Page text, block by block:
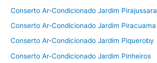
Conserto Ar-Condicionado Jardim Pirajussara
Conserto Ar-Condicionado Jardim Piracuama
Conserto Ar-Condicionado Jardim Piqueroby
Conserto Ar-Condicionado Jardim Pinheiros